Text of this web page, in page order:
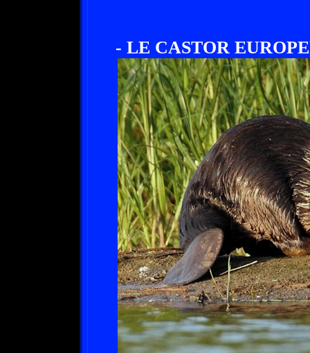
- LE CASTOR